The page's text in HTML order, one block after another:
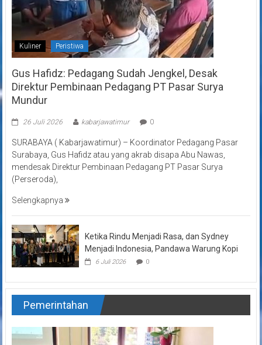
Kuliner Peristiwa
Gus Hafidz: Pedagang Sudah Jengkel, Desak
Direktur Pembinaan Pedagang PT Pasar Surya
Mundur
26 Juli 2026 kabarjawatimur 0
SURABAYA ( Kabarjawatimur) – Koordinator Pedagang Pasar
Surabaya, Gus Hafidz atau yang akrab disapa Abu Nawas,
mendesak Direktur Pembinaan Pedagang PT Pasar Surya
(Perseroda),
Selengkapnya
Ketika Rindu Menjadi Rasa, dan Sydney
Menjadi Indonesia, Pandawa Warung Kopi
6 Juli 2026 0
Pemerintahan